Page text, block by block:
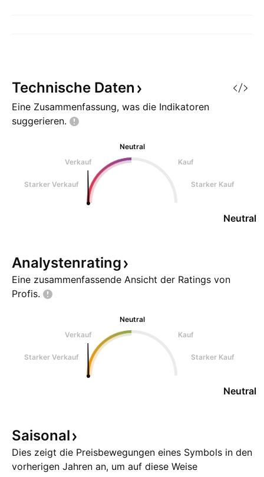
Technische Daten
Eine Zusammenfassung, was die Indikatoren
suggerieren.
Neutral
Verkauf
Kauf
Starker Verkauf Starker Kauf
Neutral
Analystenrating
Eine zusammenfassende Ansicht der Ratings von
Profis.
Neutral
Verkauf
Kauf
Starker Verkauf Starker Kauf
Neutral
Saisonal
Dies zeigt die Preisbewegungen eines Symbols in den
vorherigen Jahren an, um auf diese Weise